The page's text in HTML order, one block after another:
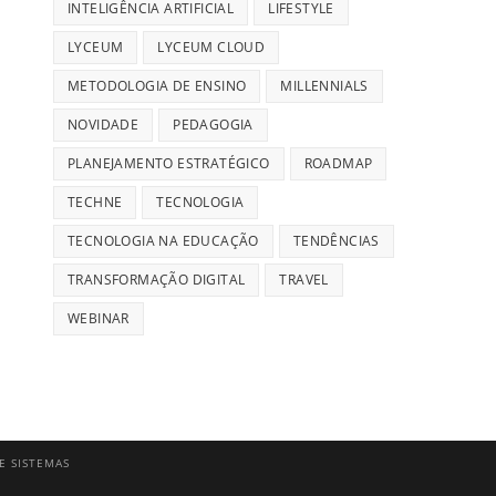
INTELIGÊNCIA ARTIFICIAL LIFESTYLE
LYCEUM LYCEUM CLOUD
METODOLOGIA DE ENSINO MILLENNIALS
NOVIDADE PEDAGOGIA
PLANEJAMENTO ESTRATÉGICO ROADMAP
TECHNE TECNOLOGIA
TECNOLOGIA NA EDUCAÇÃO TENDÊNCIAS
TRANSFORMAÇÃO DIGITAL TRAVEL
WEBINAR
SISTEMAS